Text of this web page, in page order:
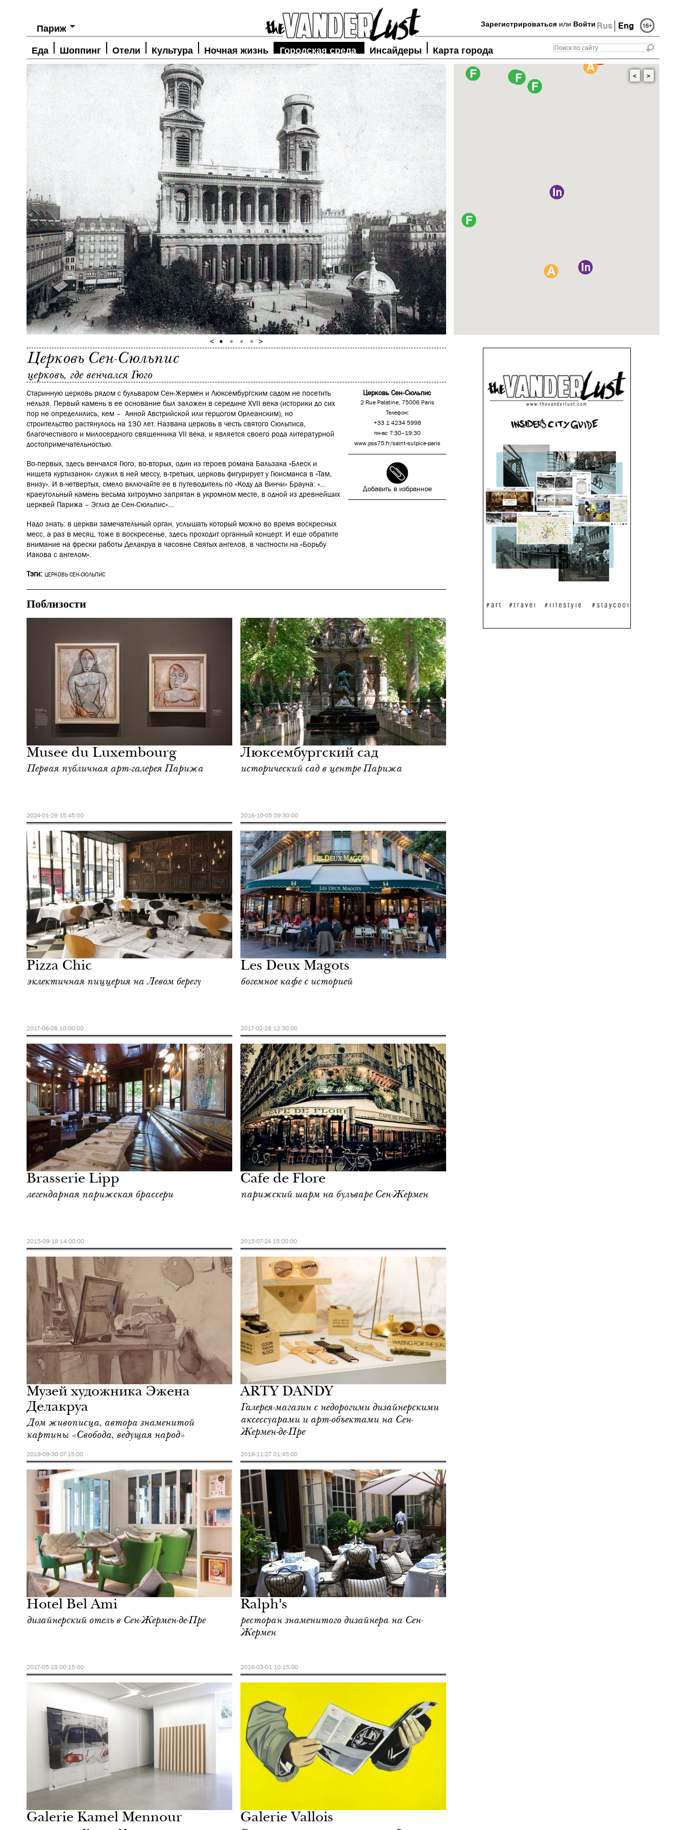
Rus Eng
Зарегистрироваться или Войти
Париж
Еда Шоппинг Отели Культура Ночная жизнь Городская среда Инсайдеры Карта города
< >
Церковь Сен-Сюльпис
церковь, где венчался Гюго
Церковь Сен-Сюльпис
2 Rue Palatine, 75006 Paris
Телефон:
+33 1 4234 5998
пн-вс 7:30–19:30
www.pss75.fr/saint-sulpice-paris
Добавить в избранное
Старинную церковь рядом с бульваром Сен-Жермен и Люксембургским садом не посетить
нельзя. Первый камень в ее основание был заложен в середине XVII века (историки до сих
пор не определились, кем – Анной Австрийской или герцогом Орлеанским), но
строительство растянулось на 130 лет. Названа церковь в честь святого Сюльписа,
благочестивого и милосердного священника VII века, и является своего рода литературной
достопримечательностью.
Во-первых, здесь венчался Гюго, во-вторых, один из героев романа Бальзака «Блеск и
нищета куртизанок» служил в ней мессу, в-третьих, церковь фигурирует у Гюисманса в «Там,
внизу». И в-четвертых, смело включайте ее в путеводитель по «Коду да Винчи» Брауна: «…
краеугольный камень весьма хитроумно запрятан в укромном месте, в одной из древнейших
церквей Парижа – Эглиз де Сен-Сюльпис»...
Надо знать: в церкви замечательный орган, услышать который можно во время воскресных
месс, а раз в месяц, тоже в воскресенье, здесь проходит органный концерт. И еще обратите
внимание на фрески работы Делакруа в часовне Святых ангелов, в частности на «Борьбу
Иакова с ангелом».
Тэги: ЦЕРКОВЬ СЕН-СЮЛЬПИС
Поблизости
Musee du Luxembourg
Первая публичная арт-галерея Парижа
2024-01-28 15:45:00
Городская среда
Люксембургский сад
исторический сад в центре Парижа
2016-10-05 09:30:00
Pizza Chic
эклектичная пиццерия на Левом берегу
2017-06-08 10:00:00
Еда
Париж
Les Deux Magots
богемное кафе с историей
2017-02-28 12:30:00
Brasserie Lipp
легендарная парижская брассери
2015-09-18 14:00:00
Еда
Париж
Cafe de Flore
парижский шарм на бульваре Сен-Жермен
2015-07-24 15:00:00
Музей художника Эжена
Делакруа
Дом живописца, автора знаменитой
картины «Свобода, ведущая народ»
2019-09-30 07:15:00
Шоппинг
Париж
ARTY DANDY
Галерея-магазин с недорогими дизайнерскими
аксессуарами и арт-объектами на Сен-
Жермен-де-Пре
2018-11-27 01:45:00
Hotel Bel Ami
дизайнерский отель в Сен-Жермен-де-Пре
2017-05-19 00:15:00
Еда
Париж
Ralph's
ресторан знаменитого дизайнера на Сен-
Жермен
2016-03-01 10:15:00
Galerie Kamel Mennour
Культура
Galerie Vallois